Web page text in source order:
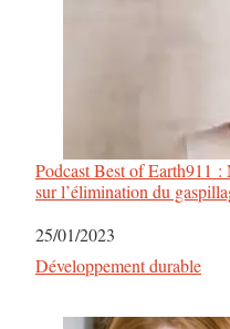
Podcast Best of Earth911 :
sur l’élimination du
Date
25/01/2023
Par rapport à
Développement durable